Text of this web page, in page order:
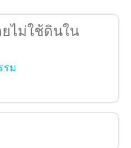
ไม่ใช้ดินใน
รม